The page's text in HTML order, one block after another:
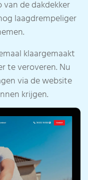
de dakdekker
laagdrempeliger
klaargemaakt
te veroveren. Nu
via de website
krijgen.